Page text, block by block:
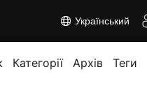
Український
Категорії Архів Теги